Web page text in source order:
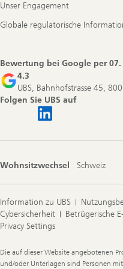
Unser Engagement
Globale regulatorische
Bewertung bei Google per07.
4.3
UBS, Bahnhofstrasse 45,
Folgen Sie UBS auf
Wohnsitzwechsel Schweiz
Information zu UBS
Cybersicherheit
Betrügerische
Privacy Settings
Legal
Information
Die auf dieser Website angebotenen
und/oder Unterlagen sind Personen